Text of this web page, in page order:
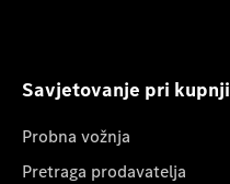
Savjetovanje pri kupnji
Probna vožnja
Pretraga prodavatelja